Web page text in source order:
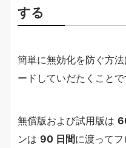
する
簡単に無効化を防ぐ方
ードしていだたくことで
無償版および試用版は
ンは 90 日間に渡って